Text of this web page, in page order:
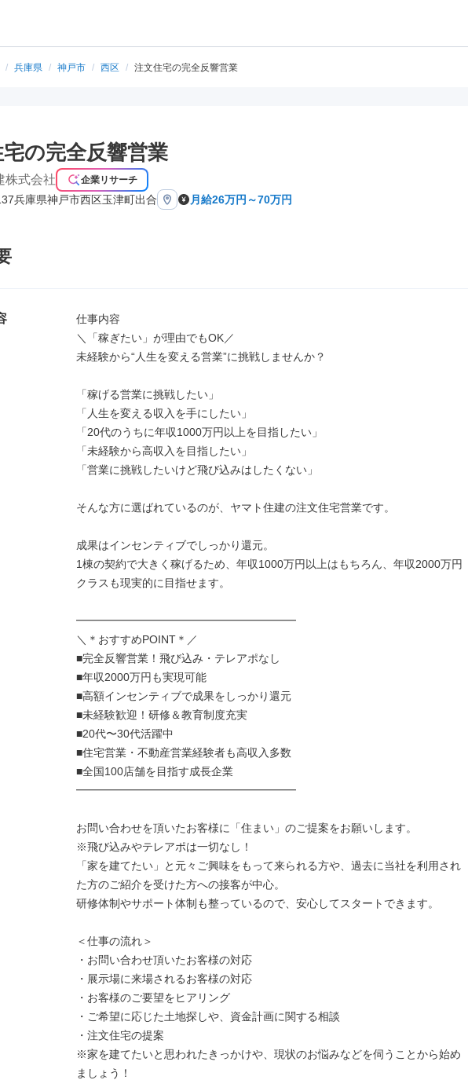
/ 兵庫県 / 神戸市 / 西区 / 注文住宅の完全反響営業
の完全反響営業
株式会社 企業リサーチ
兵庫県神戸市西区玉津町出合 月給26万円～70万円
仕事内容
＼「稼ぎたい」が理由でもOK／
未経験から“人生を変える営業”に挑戦しませんか？
「稼げる営業に挑戦したい」
「人生を変える収入を手にしたい」
「20代のうちに年収1000万円以上を目指したい」
「未経験から高収入を目指したい」
「営業に挑戦したいけど飛び込みはしたくない」
そんな方に選ばれているのが、ヤマト住建の注文住宅営業です。
成果はインセンティブでしっかり還元。
1棟の契約で大きく稼げるため、年収1000万円以上はもちろん、年収2000万円
クラスも現実的に目指せます。
━━━━━━━━━━━━━━━━━━━━
＼＊おすすめPOINT＊／
■完全反響営業！飛び込み・テレアポなし
■年収2000万円も実現可能
■高額インセンティブで成果をしっかり還元
■未経験歓迎！研修＆教育制度充実
■20代〜30代活躍中
■住宅営業・不動産営業経験者も高収入多数
■全国100店舗を目指す成長企業
━━━━━━━━━━━━━━━━━━━━
お問い合わせを頂いたお客様に「住まい」のご提案をお願いします。
※飛び込みやテレアポは一切なし！
「家を建てたい」と元々ご興味をもって来られる方や、過去に当社を利用され
た方のご紹介を受けた方への接客が中心。
研修体制やサポート体制も整っているので、安心してスタートできます。
＜仕事の流れ＞
・お問い合わせ頂いたお客様の対応
・展示場に来場されるお客様の対応
・お客様のご要望をヒアリング
・ご希望に応じた土地探しや、資金計画に関する相談
・注文住宅の提案
※家を建てたいと思われたきっかけや、現状のお悩みなどを伺うことから始め
ましょう！